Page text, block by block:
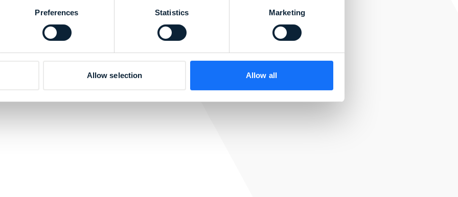
Preferences Statistics Marketing
Allow selection Allow all
ein weltweit führender Anbieter von Zubehör
Knöpfe, Verschlüsse und andere wichtige
und benutzerfreundlicher machen.